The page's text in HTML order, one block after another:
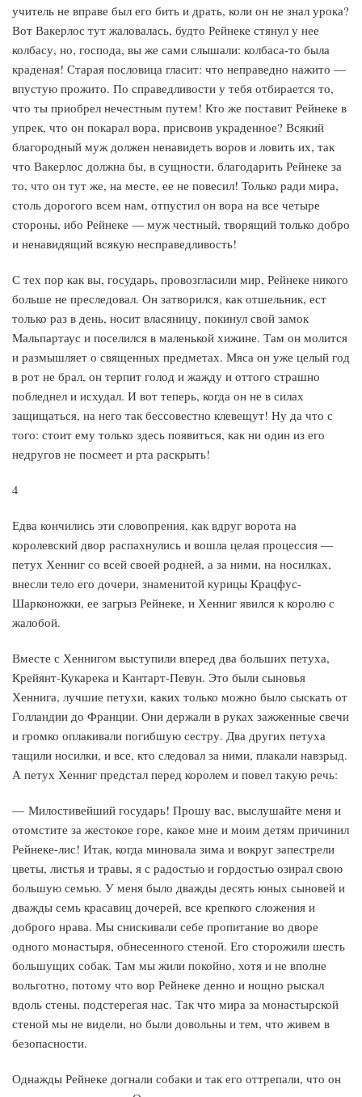
учитель не вправе был его бить и драть, коли он не знал урока?
Вот Вакерлос тут жаловалась, будто Рейнеке стянул у нее
колбасу, но, господа, вы же сами слышали: колбаса-то была
краденая! Старая пословица гласит: что неправедно нажито —
впустую прожито. По справедливости у тебя отбирается то,
что ты приобрел нечестным путем! Кто же поставит Рейнеке в
упрек, что он покарал вора, присвоив украденное? Всякий
благородный муж должен ненавидеть воров и ловить их, так
что Вакерлос должна бы, в сущности, благодарить Рейнеке за
то, что он тут же, на месте, ее не повесил! Только ради мира,
столь дорогого всем нам, отпустил он вора на все четыре
стороны, ибо Рейнеке — муж честный, творящий только добро
и ненавидящий всякую несправедливость!
С тех пор как вы, государь, провозгласили мир, Рейнеке никого
больше не преследовал. Он затворился, как отшельник, ест
только раз в день, носит власяницу, покинул свой замок
Мальпартаус и поселился в маленькой хижине. Там он молится
и размышляет о священных предметах. Мяса он уже целый год
в рот не брал, он терпит голод и жажду и оттого страшно
побледнел и исхудал. И вот теперь, когда он не в силах
защищаться, на него так бессовестно клевещут! Ну да что с
того: стоит ему только здесь появиться, как ни один из его
недругов не посмеет и рта раскрыть!
4
Едва кончились эти словопрения, как вдруг ворота на
королевский двор распахнулись и вошла целая процессия —
петух Хенниг со всей своей родней, а за ними, на носилках,
внесли тело его дочери, знаменитой курицы Крацфус-
Шарконожки, ее загрыз Рейнеке, и Хенниг явился к королю с
жалобой.
Вместе с Хеннигом выступили вперед два больших петуха,
Крейянт-Кукарека и Кантарт-Певун. Это были сыновья
Хеннига, лучшие петухи, каких только можно было сыскать от
Голландии до Франции. Они держали в руках зажженные свечи
и громко оплакивали погибшую сестру. Два других петуха
тащили носилки, и все, кто следовал за ними, плакали навзрыд.
А петух Хенниг предстал перед королем и повел такую речь:
— Милостивейший государь! Прошу вас, выслушайте меня и
отомстите за жестокое горе, какое мне и моим детям причинил
Рейнеке-лис! Итак, когда миновала зима и вокруг запестрели
цветы, листья и травы, я с радостью и гордостью озирал свою
большую семью. У меня было дважды десять юных сыновей и
дважды семь красавиц дочерей, все крепкого сложения и
доброго нрава. Мы снискивали себе пропитание во дворе
одного монастыря, обнесенного стеной. Его сторожили шесть
большущих собак. Там мы жили покойно, хотя и не вполне
вольготно, потому что вор Рейнеке денно и нощно рыскал
вдоль стены, подстерегая нас. Так что мира за монастырской
стеной мы не видели, но были довольны и тем, что живем в
безопасности.
Однажды Рейнеке догнали собаки и так его оттрепали, что он